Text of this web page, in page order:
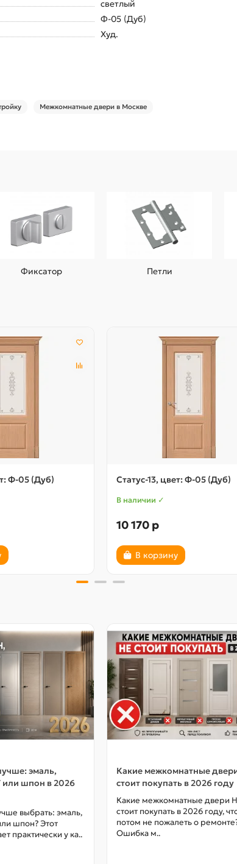
светлый
Ф-05 (Дуб)
Худ.
Межкомнатные двери в Москве
Фиксатор Петли
Ф-05 (Дуб) Статус-13, цвет: Ф-05 (Дуб)
В наличии ✓
10 170 р
В корзину
эмаль,
шпон в 2026
выбрать: эмаль,
шпон? Этот
практически у ка..
Какие межкомнатные
стоит покупать в 2026 году
Какие межкомнатные двери
стоит покупать в 2026 году,
потом не пожалеть о
Ошибка м..